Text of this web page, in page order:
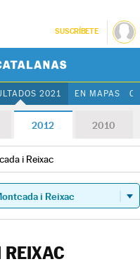
SUSCRÍBETE
2021 EN MAPAS
2012 2010
i Reixac
REIXAC